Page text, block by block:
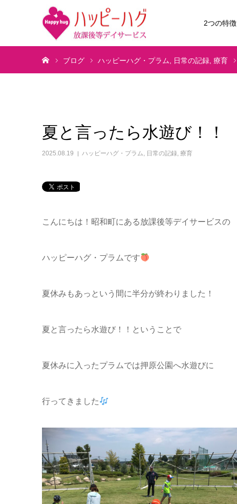
2つの特徴
ブログ ハッピーハグ・プラム 日常の記録 療育
夏と言ったら水遊び！！
2025.08.19 ハッピーハグ・プラム, 日常の記録, 療育
こんにちは！昭和町にある放課後等デイサービスの
ハッピーハグ・プラムです
夏休みもあっという間に半分が終わりました！
夏と言ったら水遊び！！ということで
夏休みに入ったプラムでは押原公園へ水遊びに
行ってきました